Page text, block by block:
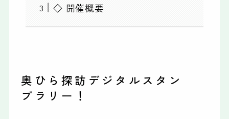
◇ 開催概要
奥ひら探訪デジタルスタン
プラリー！